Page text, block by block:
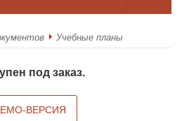
Учебные планы
под заказ.
ВЕРСИЯ